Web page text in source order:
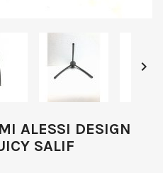

ALESSI DESIGN
SALIF